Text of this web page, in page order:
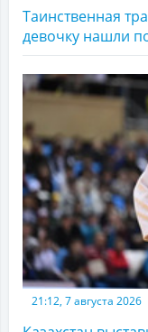
Таинственная
девочку нашли
21:12, 7 августа 2026